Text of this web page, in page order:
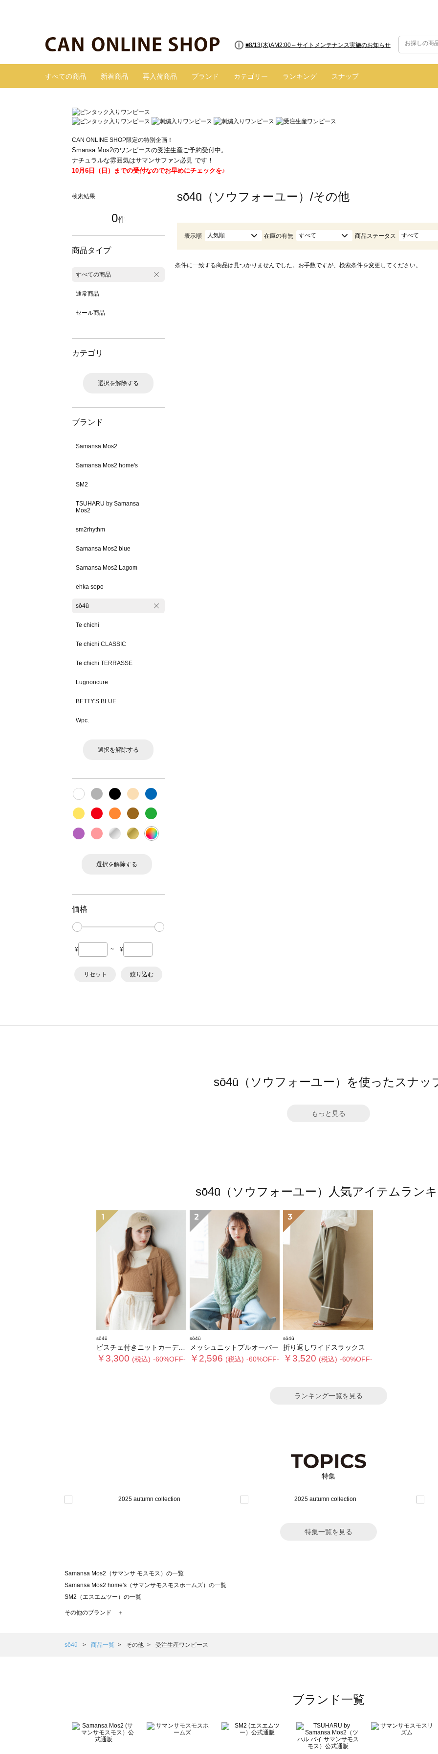
■8/13(木)AM2:00～サイトメンテナンス実施のお知らせ
すべての商品 新着商品 再入荷商品 ブランド カテゴリー ランキング スナップ
CAN ONLINE SHOP限定の特別企画！
Smansa Mos2のワンピースの受注生産ご予約受付中。
ナチュラルな雰囲気はサマンサファン必見 です！
10月6日（日）までの受付なのでお早めにチェックを♪
検索結果
0件
商品タイプ
すべての商品
通常商品
セール商品
カテゴリ
選択を解除する
ブランド
Samansa Mos2
Samansa Mos2 home's
SM2
TSUHARU by Samansa
Mos2
sm2rhythm
Samansa Mos2 blue
Samansa Mos2 Lagom
ehka sopo
sō4ū
Te chichi
Te chichi CLASSIC
Te chichi TERRASSE
Lugnoncure
BETTY'S BLUE
Wpc.
選択を解除する
選択を解除する
価格
¥ ~ ¥
リセット 絞り込む
sō4ū（ソウフォーユー）/その他
表示順 人気順 在庫の有無 すべて 商品ステータス すべて
条件に一致する商品は見つかりませんでした。お手数ですが、検索条件を変更してください。
sō4ū（ソウフォーユー）を使ったスナッ
もっと見る
sō4ū（ソウフォーユー）人気アイテムラン
1
sō4ū
ビスチェ付きニットカーディガン
￥3,300 (税込) -60%OFF-
2
sō4ū
メッシュニットプルオーバー
￥2,596 (税込) -60%OFF-
3
sō4ū
折り返しワイドスラックス
￥3,520 (税込) -60%OFF-
ランキング一覧を見る
特集
特集一覧を見る
Samansa Mos2（サマンサ モスモス）の一覧
Samansa Mos2 home's（サマンサモスモスホームズ）の一覧
SM2（エスエムツー）の一覧
TSUHARU by Samansa Mos2（ツハルバイサマンサモスモス）の一覧
Samansa Mos2 Lagom（サマンサモスモス ラーゴム）の一覧
BETTY'S BLUE（べティーズブルー）の一覧
Wpc.（ワールドパーティー）の一覧
その他のブランド ＋
sō4ū 商品一覧 その他 受注生産ワンピース
ブランド一覧